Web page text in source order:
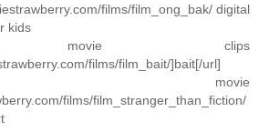
films/film_ong_bak/ digital
kids
movie clips
films/film_bait/]bait[/url]
movie
films/film_stranger_than_fiction/